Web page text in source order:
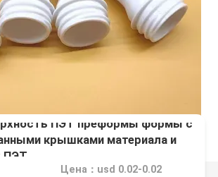
ПЭТ преформы формы с
крышками материала и
ПЭТ
Цена：usd 0.02-0.02